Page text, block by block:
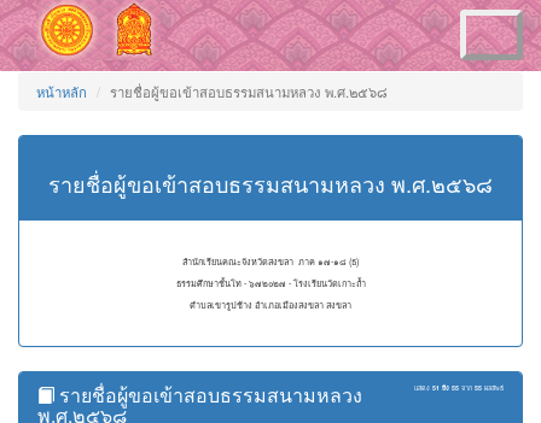
Toggle
navigation
หน้าหลัก รายชื่อผู้ขอเข้าสอบธรรมสนามหลวง พ.ศ.๒๕๖๘
รายชื่อผู้ขอเข้าสอบธรรมสนามหลวง พ.ศ.๒๕๖๘
สำนักเรียนคณะจังหวัดสงขลา ภาค ๑๗-๑๘ (ธ)
ธรรมศึกษาชั้นโท - ๖๗๒๐๒๗ - โรงเรียนวัดเกาะถ้ำ
ตำบลเขารูปช้าง อำเภอเมืองสงขลา สงขลา
แสดง 51 ถึง 55 จาก 55 ผลลัพธ์
รายชื่อผู้ขอเข้าสอบธรรมสนามหลวง
พ.ศ.๒๕๖๘